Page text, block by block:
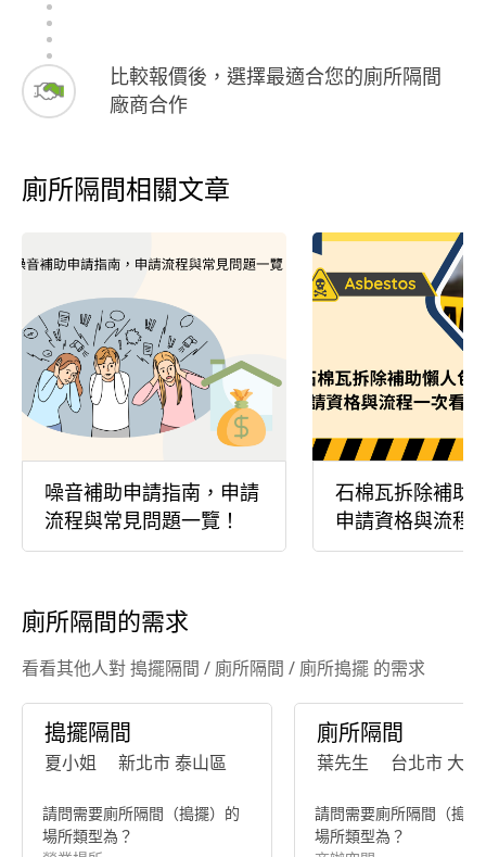
比較報價後，選擇最適合您的廁所隔間
廠商合作
廁所隔間相關文章
噪音補助申請指南，申請
流程與常見問題一覽！
石棉瓦拆除補助
申請資格與流程
廁所隔間的需求
看看其他人對 搗擺隔間 / 廁所隔間 / 廁所搗擺 的需求
搗擺隔間
夏小姐 新北市 泰山區
請問需要廁所隔間（搗擺）的
場所類型為？
廁所隔間
葉先生 台北市 大
請問需要廁所隔間（搗擺
場所類型為？